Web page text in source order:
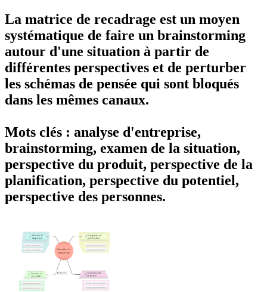
La matrice de recadrage est un moyen
systématique de faire un brainstorming
autour d'une situation à partir de
différentes perspectives et de perturber
les schémas de pensée qui sont bloqués
dans les mêmes canaux.
Mots clés : analyse d'entreprise,
brainstorming, examen de la situation,
perspective du produit, perspective de la
planification, perspective du potentiel,
perspective des personnes.